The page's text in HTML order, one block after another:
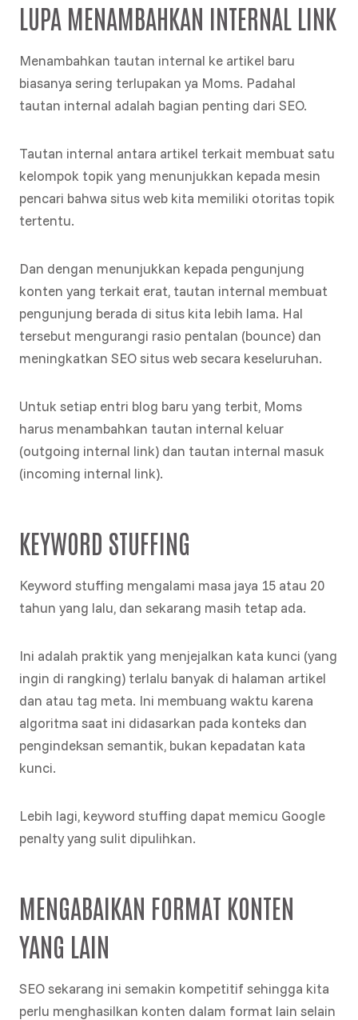
LUPA MENAMBAHKAN INTERNAL LINK
Menambahkan tautan internal ke artikel baru
biasanya sering terlupakan ya Moms. Padahal
tautan internal adalah bagian penting dari SEO.
Tautan internal antara artikel terkait membuat satu
kelompok topik yang menunjukkan kepada mesin
pencari bahwa situs web kita memiliki otoritas topik
tertentu.
Dan dengan menunjukkan kepada pengunjung
konten yang terkait erat, tautan internal membuat
pengunjung berada di situs kita lebih lama. Hal
tersebut mengurangi rasio pentalan (bounce) dan
meningkatkan SEO situs web secara keseluruhan.
Untuk setiap entri blog baru yang terbit, Moms
harus menambahkan tautan internal keluar
(outgoing internal link) dan tautan internal masuk
(incoming internal link).
KEYWORD STUFFING
Keyword stuffing mengalami masa jaya 15 atau 20
tahun yang lalu, dan sekarang masih tetap ada.
Ini adalah praktik yang menjejalkan kata kunci (yang
ingin di rangking) terlalu banyak di halaman artikel
dan atau tag meta. Ini membuang waktu karena
algoritma saat ini didasarkan pada konteks dan
pengindeksan semantik, bukan kepadatan kata
kunci.
Lebih lagi, keyword stuffing dapat memicu Google
penalty yang sulit dipulihkan.
MENGABAIKAN FORMAT KONTEN
YANG LAIN
SEO sekarang ini semakin kompetitif sehingga kita
perlu menghasilkan konten dalam format lain selain